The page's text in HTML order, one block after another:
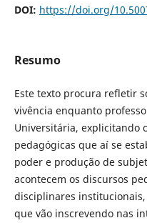
DOI: https://doi.org/
Resumo
Este texto procura refletir
vivência enquanto
Universitária, explicitando
pedagógicas que aí se
poder e produção de
acontecem os discursos
disciplinares institucionais,
que vão inscrevendo nas